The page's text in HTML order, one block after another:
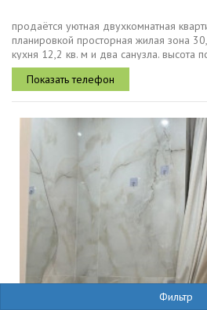
Фильтр
продаётся уютная двухкомнатная
планировкой просторная жилая зона
кухня 12,2 кв. м и два санузла. высота
ощущение воздуха и свободы. внутри